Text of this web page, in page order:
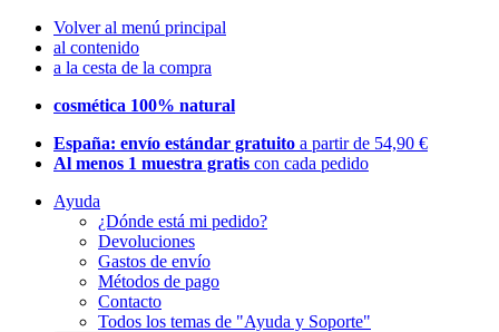
Volver al menú principal
al contenido
a la cesta de la compra
cosmética 100% natural
España: envío estándar gratuito a partir de 54,90 €
Al menos 1 muestra gratis con cada pedido
Ayuda
¿Dónde está mi pedido?
Devoluciones
Gastos de envío
Métodos de pago
Contacto
Todos los temas de "Ayuda y Soporte"